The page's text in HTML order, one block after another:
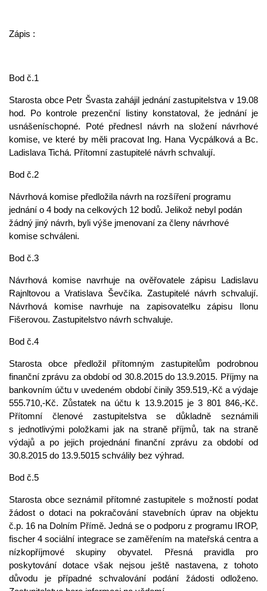
Zápis :
Bod č.1
Starosta obce Petr Švasta zahájil jednání zastupitelstva v 19.08
hod. Po kontrole prezenční listiny konstatoval, že jednání je
usnášeníschopné. Poté přednesl návrh na složení návrhové
komise, ve které by měli pracovat Ing. Hana Vycpálková a Bc.
Ladislava Tichá. Přítomní zastupitelé návrh schvalují.
Bod č.2
Návrhová komise předložila návrh na rozšíření programu
jednání o 4 body na celkových 12 bodů. Jelikož nebyl podán
žádný jiný návrh, byli výše jmenovaní za členy návrhové
komise schváleni.
Bod č.3
Návrhová komise navrhuje na ověřovatele zápisu Ladislavu
Rajnltovou a Vratislava Ševčíka. Zastupitelé návrh schvalují.
Návrhová komise navrhuje na zapisovatelku zápisu Ilonu
Fišerovou. Zastupitelstvo návrh schvaluje.
Bod č.4
Starosta obce předložil přítomným zastupitelům podrobnou
finanční zprávu za období od 30.8.2015 do 13.9.2015. Příjmy na
bankovním účtu v uvedeném období činily 359.519,-Kč a výdaje
555.710,-Kč. Zůstatek na účtu k 13.9.2015 je 3 801 846,-Kč.
Přítomní členové zastupitelstva se důkladně seznámili
s jednotlivými položkami jak na straně příjmů, tak na straně
výdajů a po jejich projednání finanční zprávu za období od
30.8.2015 do 13.9.5015 schválily bez výhrad.
Bod č.5
Starosta obce seznámil přítomné zastupitele s možností podat
žádost o dotaci na pokračování stavebních úprav na objektu
č.p. 16 na Dolním Přímě. Jedná se o podporu z programu IROP,
fischer 4 sociální integrace se zaměřením na mateřská centra a
nízkopříjmové skupiny obyvatel. Přesná pravidla pro
poskytování dotace však nejsou ještě nastavena, z tohoto
důvodu je případné schvalování podání žádosti odloženo.